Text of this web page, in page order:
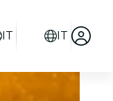
IT IT